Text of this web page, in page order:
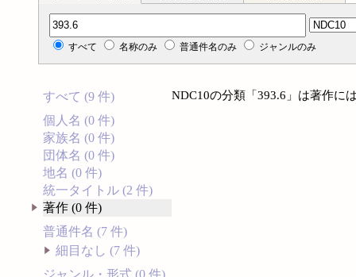
分類記号検索
すべて 名称のみ 普通件名のみ ジャンルのみ
すべて (9 件)
個人名 (0 件)
家族名 (0 件)
団体名 (0 件)
地名 (0 件)
統一タイトル (2 件)
著作 (0 件)
普通件名 (7 件)
細目なし (7 件)
ジャンル・形式 (0 件)
NDC10の分類「393.6」は著作に